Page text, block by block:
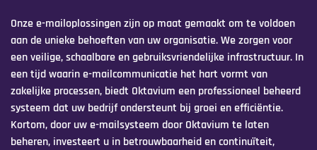
Onze e-mailoplossingen zijn op maat gemaakt om te voldoen
aan de unieke behoeften van uw organisatie. We zorgen voor
een veilige, schaalbare en gebruiksvriendelijke infrastructuur. In
een tijd waarin e-mailcommunicatie het hart vormt van
zakelijke processen, biedt Oktavium een professioneel beheerd
systeem dat uw bedrijf ondersteunt bij groei en efficiëntie.
Kortom, door uw e-mailsysteem door Oktavium te laten
beheren, investeert u in betrouwbaarheid en continuïteit,